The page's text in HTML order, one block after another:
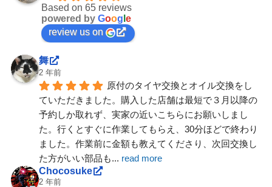
Based on 65 reviews
powered by Goog e
review us on
舞
2 年前
原付のタイヤ交換とオイル交換をし
ていただきました。購入した店舗は最短で３月以降の
予約しか取れず、実家の近いこちらにお願いしまし
た。行くとすぐに作業してもらえ、30分ほどで終わり
ました。作業前に金額も教えてくださり、次回交換し
た方がいい部品も... read more
Chocosuke
2 年前